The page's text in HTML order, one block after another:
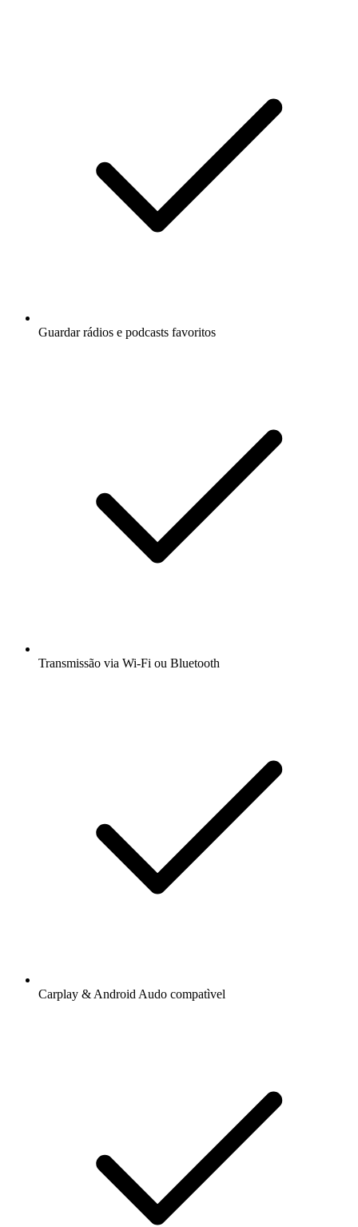
Guardar rádios e podcasts favoritos
Transmissão via Wi-Fi ou Bluetooth
Carplay & Android Audo compatìvel